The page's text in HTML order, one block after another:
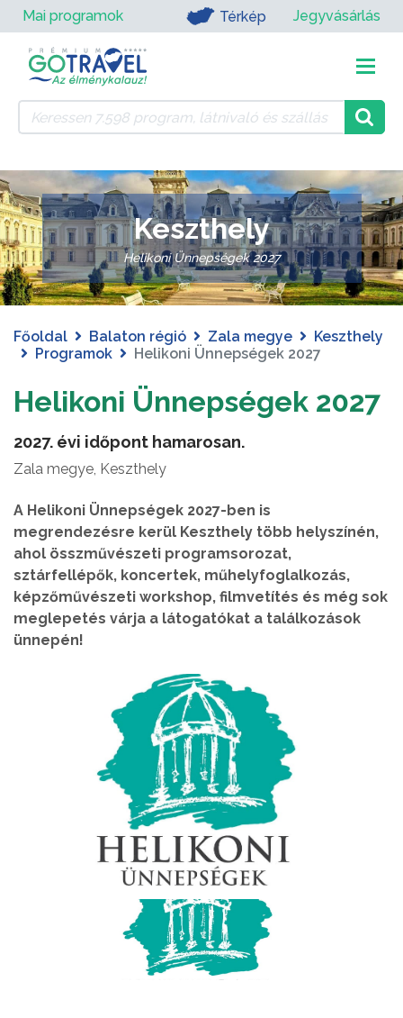
Mai programok Térkép Jegyvásárlás
Keszthely
Helikoni Ünnepségek 2027
Főoldal Balaton régió Zala megye
Keszthely
Programok
Helikoni Ünnepségek 2027
Helikoni Ünnepségek 2027
2027. évi időpont hamarosan.
Zala megye, Keszthely
A Helikoni Ünnepségek 2027-ben is
megrendezésre kerül Keszthely több helyszínén,
ahol összművészeti programsorozat,
sztárfellépők, koncertek, műhelyfoglalkozás,
képzőművészeti workshop, filmvetítés és még sok
meglepetés várja a látogatókat a találkozások
ünnepén!